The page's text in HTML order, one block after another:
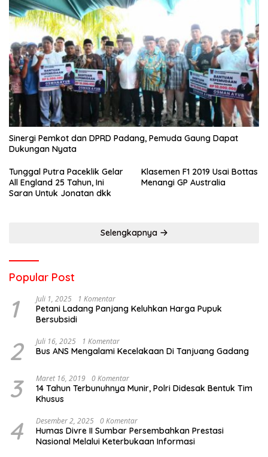
Sinergi Pemkot dan DPRD Padang, Pemuda Gaung Dapat
Dukungan Nyata
Tunggal Putra Paceklik Gelar
All England 25 Tahun, Ini
Saran Untuk Jonatan dkk
Klasemen F1 2019 Usai Bottas
Menangi GP Australia
Selengkapnya
Popular Post
1 Juli 1, 2025 1 Komentar
Petani Ladang Panjang Keluhkan Harga Pupuk
Bersubsidi
2 Juli 16, 2025 1 Komentar
Bus ANS Mengalami Kecelakaan Di Tanjuang Gadang
3 Maret 16, 2019 0 Komentar
14 Tahun Terbunuhnya Munir, Polri Didesak Bentuk Tim
Khusus
4 Desember 2, 2025 0 Komentar
Humas Divre II Sumbar Persembahkan Prestasi
Nasional Melalui Keterbukaan Informasi